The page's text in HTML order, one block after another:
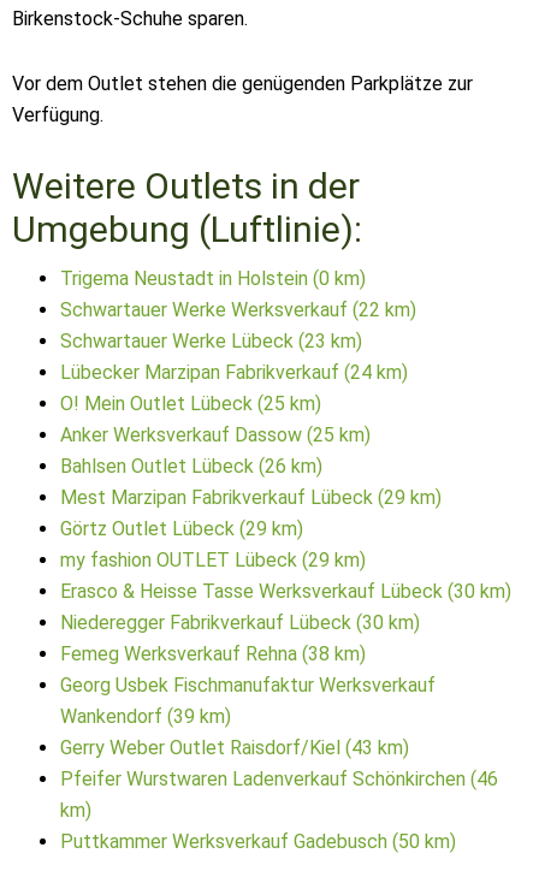
Birkenstock-Schuhe sparen.
Vor dem Outlet stehen die genügenden Parkplätze zur
Verfügung.
Weitere Outlets in der
Umgebung (Luftlinie):
Trigema Neustadt in Holstein (0 km)
Schwartauer Werke Werksverkauf (22 km)
Schwartauer Werke Lübeck (23 km)
Lübecker Marzipan Fabrikverkauf (24 km)
O! Mein Outlet Lübeck (25 km)
Anker Werksverkauf Dassow (25 km)
Bahlsen Outlet Lübeck (26 km)
Mest Marzipan Fabrikverkauf Lübeck (29 km)
Görtz Outlet Lübeck (29 km)
my fashion OUTLET Lübeck (29 km)
Erasco & Heisse Tasse Werksverkauf Lübeck (30 km)
Niederegger Fabrikverkauf Lübeck (30 km)
Femeg Werksverkauf Rehna (38 km)
Georg Usbek Fischmanufaktur Werksverkauf
Wankendorf (39 km)
Gerry Weber Outlet Raisdorf/Kiel (43 km)
Pfeifer Wurstwaren Ladenverkauf Schönkirchen (46
km)
Puttkammer Werksverkauf Gadebusch (50 km)